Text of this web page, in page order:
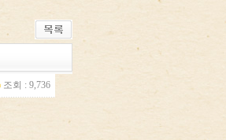
조회 : 9,736